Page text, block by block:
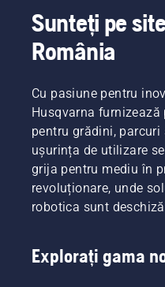
Sunteți pe
România
Cu pasiune pentru
Husqvarna
pentru grădini,
ușurința de utilizare
grija pentru mediu în
revoluționare, unde
robotica sunt
Explorați gama